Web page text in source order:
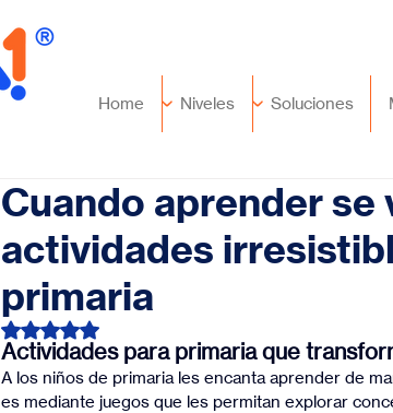
Home Niveles Soluciones
Cuando aprender se
actividades
primaria
Obtuvo NaN de 5 estrellas.
Actividades para primaria que
A los niños de primaria les encanta aprender de
es mediante juegos que les permitan explorar